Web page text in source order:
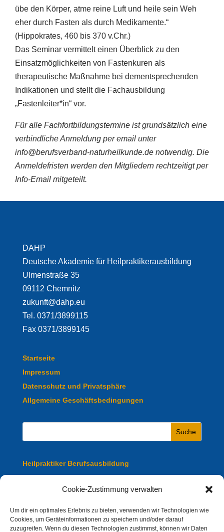
Cookie-Zustimmung verwalten
Um dir ein optimales Erlebnis zu bieten, verwenden wir Technologien wie
Cookies, um Geräteinformationen zu speichern und/oder darauf
zuzugreifen. Wenn du diesen Technologien zustimmst, können wir Daten
übe den Körper, atme reine Luft und heile sein Weh
eher durch Fasten als durch Medikamente.“
(Hippokrates, 460 bis 370 v.Chr.)
Das Seminar vermittelt einen Überblick zu den
Einsatzmöglichkeiten von Fastenkuren als
therapeutische Maßnahme bei dementsprechenden
Indikationen und stellt die Fachausbildung
„Fastenleiter*in“ vor.
Für alle Fachfortbildungstermine ist grundsätzlich eine
verbindliche Anmeldung per email unter
info@berufsverband-naturheilkunde.de notwendig. Die
Anmeldefristen werden den Mitgliedern rechtzeitigt per
Info-Email mitgeteilt.
DAHP
Deutsche Akademie für Heilpraktikerausbildung
Ulmenstraße 35
09112 Chemnitz
zukunft@dahp.eu
Tel. 0371/3899115
Fax 0371/3899145
Startseite
Impressum
Datenschutz und Privatsphäre
Allgemeine Geschäftsbedingungen
Heilpraktiker Berufsausbildung
Heilpraktiker Fachausbildung
Heilpraktiker Ausbildung Online
Heilpraktiker Präsenz Ausbildung